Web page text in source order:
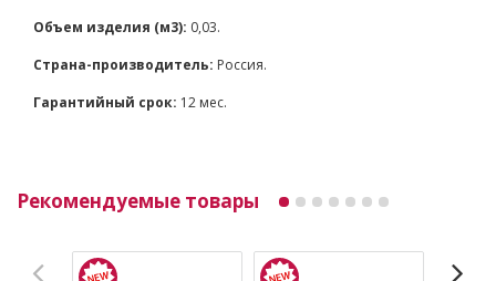
Объем изделия (м3): 0,03.
Страна-производитель: Россия.
Гарантийный срок: 12 мес.
Рекомендуемые товары